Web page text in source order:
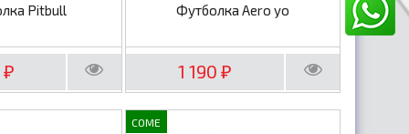
Pitbull
₽
Футболка Aero yo
1 190 ₽
COME